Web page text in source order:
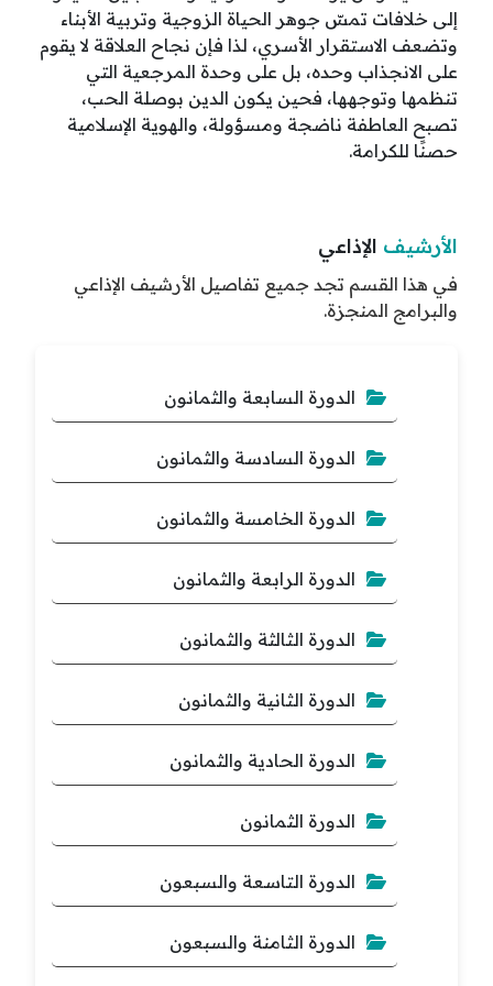
إلى خلافات تمسّ جوهر الحياة الزوجية وتربية الأبناء
وتضعف الاستقرار الأسري، لذا فإن نجاح العلاقة لا يقوم
على الانجذاب وحده، بل على وحدة المرجعية التي
تنظمها وتوجهها، فحين يكون الدين بوصلة الحب،
تصبح العاطفة ناضجة ومسؤولة، والهوية الإسلامية
حصنًا للكرامة.
الأرشيف الإذاعي
في هذا القسم تجد جميع تفاصيل الأرشيف الإذاعي
والبرامج المنجزة.
الدورة السابعة والثمانون
الدورة السادسة والثمانون
الدورة الخامسة والثمانون
الدورة الرابعة والثمانون
الدورة الثالثة والثمانون
الدورة الثانية والثمانون
الدورة الحادية والثمانون
الدورة الثمانون
الدورة التاسعة والسبعون
الدورة الثامنة والسبعون